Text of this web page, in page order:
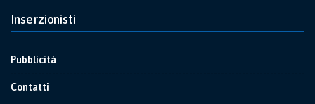
Inserzionisti
Pubblicità
Contatti